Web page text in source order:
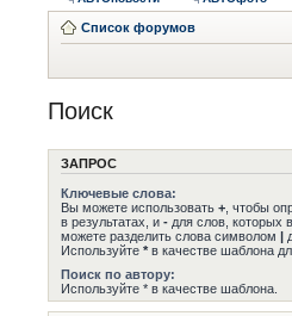
Список форумов
Поиск
ЗАПРОС
Ключевые слова:
Вы можете использовать + , чтобы
в результатах, и - для слов, которых
можете разделить слова символом |
Используйте * в качестве шаблона
Поиск по автору:
Используйте * в качестве шаблона.